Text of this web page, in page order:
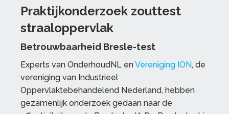
Praktijkonderzoek zouttest
straaloppervlak
Betrouwbaarheid Bresle-test
Experts van OnderhoudNL enVereniging ION, de
vereniging van Industrieel
Oppervlaktebehandelend Nederland, hebben
gezamenlijk onderzoek gedaan naar de